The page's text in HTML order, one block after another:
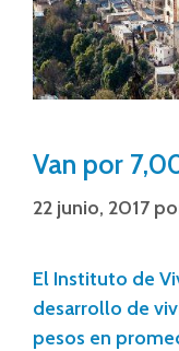
Van por
22 junio, 2017
El Instituto de
desarrollo de
pesos en